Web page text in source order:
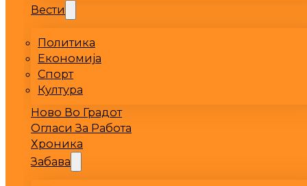
Вести
Политика
Економија
Спорт
Култура
Ново Во Градот
Огласи За Работа
Хроника
Забава